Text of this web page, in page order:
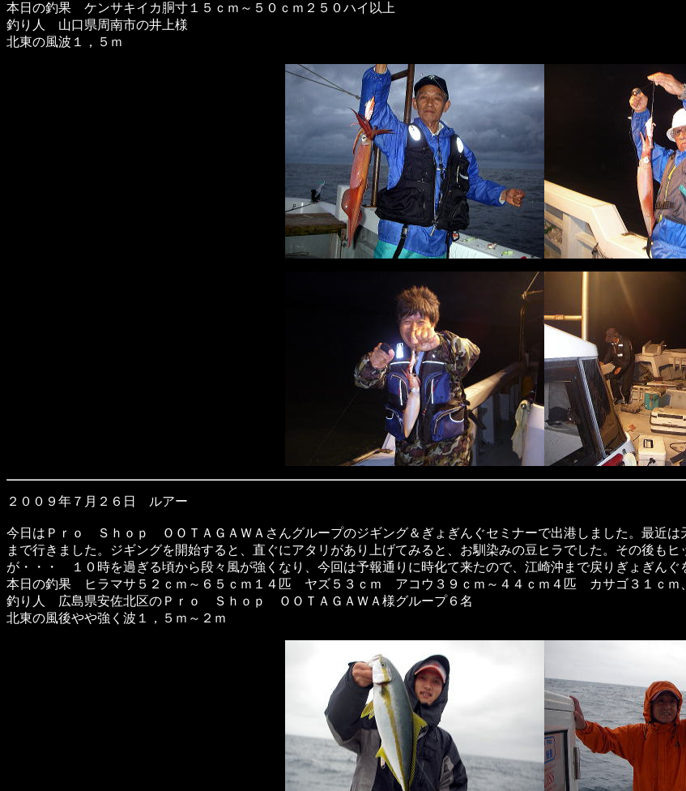
本日の釣果 ケンサキイカ胴寸１５ｃｍ～５０ｃｍ２５０ハイ以上
釣り人 山口県周南市の井上様
北東の風波１，５ｍ
２００９年７月２６日 ルアー
今日はＰｒｏ Ｓｈｏｐ ＯＯＴＡＧＡＷＡさんグループのジギング＆ぎょぎんぐセミナーで出港しました。最近は
まで行きました。ジギングを開始すると、直ぐにアタリがあり上げてみると、お馴染みの豆ヒラでした。その後も
が・・・ １０時を過ぎる頃から段々風が強くなり、今回は予報通りに時化て来たので、江崎沖まで戻りぎょぎん
本日の釣果 ヒラマサ５２ｃｍ～６５ｃｍ１４匹 ヤズ５３ｃｍ アコウ３９ｃｍ～４４ｃｍ４匹 カサゴ３１ｃｍ
釣り人 広島県安佐北区のＰｒｏ Ｓｈｏｐ ＯＯＴＡＧＡＷＡ様グループ６名
北東の風後やや強く波１，５ｍ～２ｍ